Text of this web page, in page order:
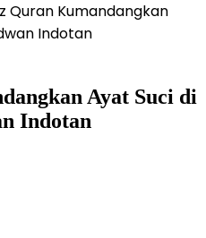
Quran Kumandangkan
Indotan
Ayat Suci di
Indotan